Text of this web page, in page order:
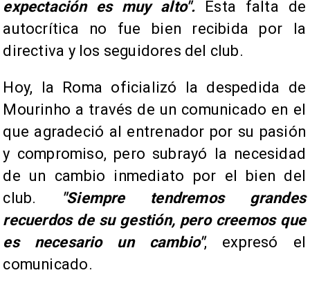
expectación es muy alto". Esta falta de
autocrítica no fue bien recibida por la
directiva y los seguidores del club.
Hoy, la Roma oficializó la despedida de
Mourinho a través de un comunicado en el
que agradeció al entrenador por su pasión
y compromiso, pero subrayó la necesidad
de un cambio inmediato por el bien del
club.
"Siempre tendremos grandes
recuerdos de su gestión, pero creemos que
es necesario un cambio", expresó el
comunicado.